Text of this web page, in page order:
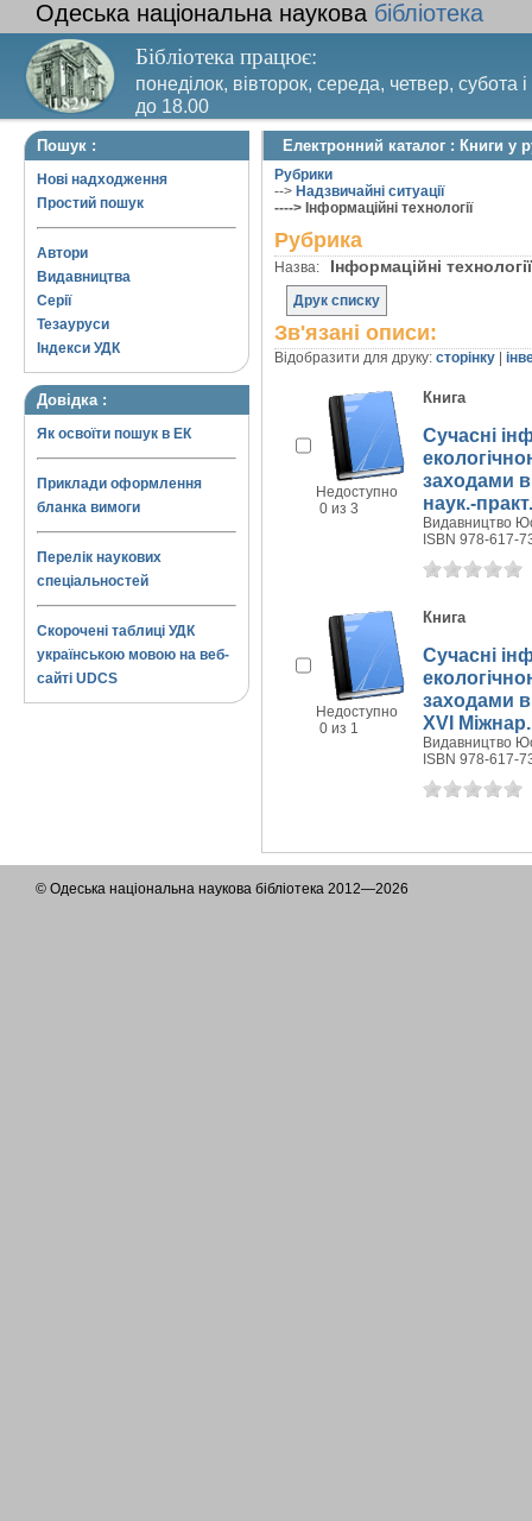
Одеська національна наукова бібліотека
Бібліотека працює:
понеділок, вівторок, середа, четвер, субота
до 18.00
Вихідний день – п’ятниця. Останній четвер
Пошук :
Нові надходження
Простий пошук
Автори
Видавництва
Серії
Тезауруси
Індекси УДК
Довідка :
Як освоїти пошук в ЕК
Приклади оформлення
бланка вимоги
Перелік наукових
спеціальностей
Скорочені таблиці УДК
українською мовою на веб-
сайті UDCS
Електронний каталог : Книги у
Рубрики
--> Надзвичайні ситуації
----> Інформаційні технології
Рубрика
Назва: Інформаційні
Друк списку
Зв'язані описи:
Відобразити для друку: сторінку
Недоступно
0 из 3
Книга
Сучасні
заходами
наук.-
Видавництво
ISBN 978-617-
Недоступно
0 из 1
Книга
Сучасні
заходами
XVI
Видавництво
ISBN 978-617-
© Одеська національна наукова бібліотека 2012—2026